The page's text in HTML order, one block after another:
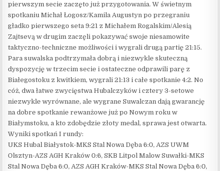
pierwszym secie zaczęto już przygotowania. W świetnym
spotkaniu Michał Łogosz/Kamila Augustyn po przegraniu
gładko pierwszego seta 9:21 z Michałem Rogalskim/Alesią
Zajtsevą w drugim zaczęli pokazywać swoje niesamowite
taktyczno-techniczne możliwości i wygrali drugą partię 21:15.
Para suwalska podtrzymała dobrą i niezwykle skuteczną
dyspozycję w trzecim secie i ostateczne odprawili parę z
Białegostoku z kwitkiem, wygrali 21:13 i całe spotkanie 4:2. No
cóż, dwa łatwe zwycięstwa Hubalczyków i cztery 3-setowe
niezwykle wyrównane, ale wygrane Suwalczan dają gwarancję
na dobre spotkanie rewanżowe już po Nowym roku w
Białymstoku, a kto zdobędzie złoty medal, sprawa jest otwarta.
Wyniki spotkań I rundy:
UKS Hubal Białystok-MKS Stal Nowa Dęba 6:0, AZS UWM
Olsztyn-AZS AGH Kraków 0:6, SKB Litpol Malow Suwałki-MKS
Stal Nowa Dęba 6:0, AZS AGH Kraków-MKS Stal Nowa Dęba 6:0,